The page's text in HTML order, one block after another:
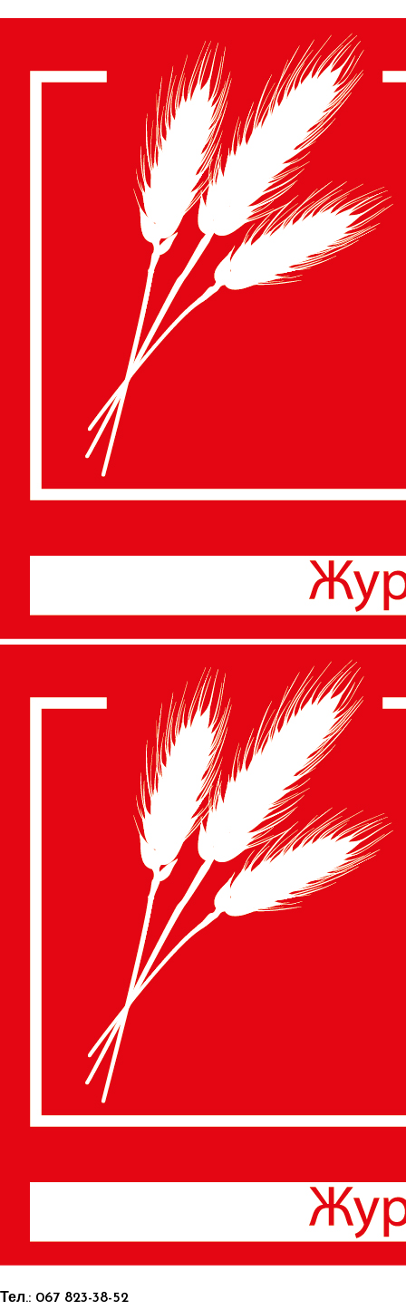
Тел.: 067 823-38-52